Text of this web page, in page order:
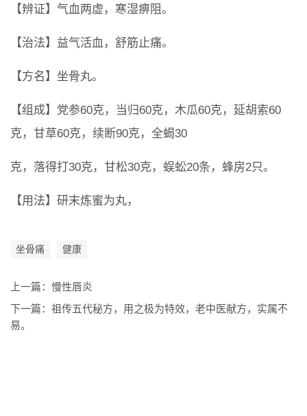
【辨证】气血两虚，寒湿痹阻。
【治法】益气活血，舒筋止痛。
【方名】坐骨丸。
【组成】党参60克，当归60克，木瓜60克，延胡索60
克，甘草60克，续断90克，全蝎30
克，落得打30克，甘松30克，蜈蚣20条，蜂房2只。
【用法】研末炼蜜为丸，
坐骨痛 健康
上一篇： 慢性唇炎
下一篇： 祖传五代秘方，用之极为特效，老中医献方，实属不
易。